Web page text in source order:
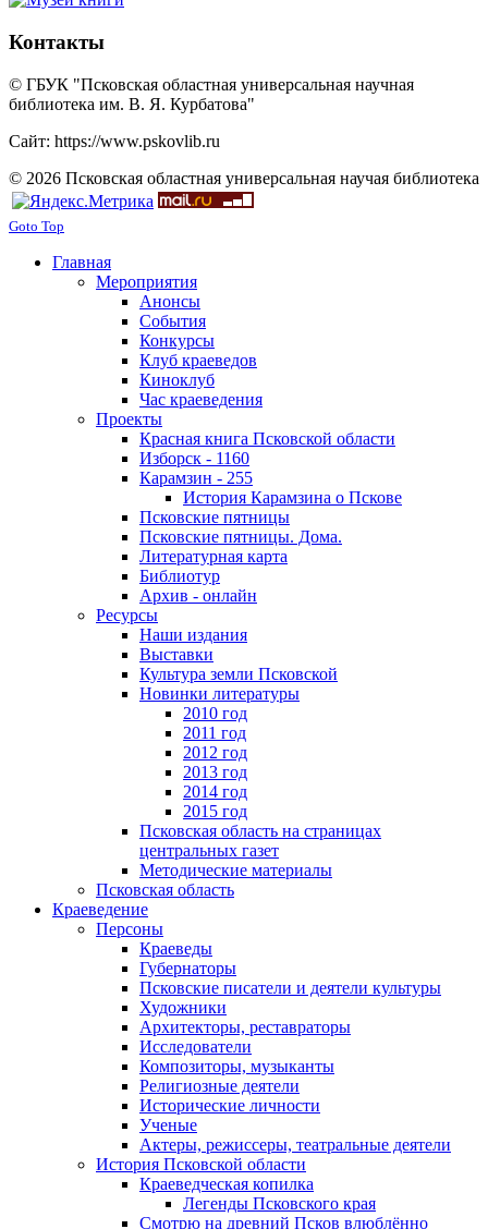
Контакты
© ГБУК "Псковская областная универсальная научная
библиотека им. В. Я. Курбатова"
Сайт: https://www.pskovlib.ru
© 2026 Псковская областная универсальная научая библиотека
Goto Top
Главная
Мероприятия
Анонсы
События
Конкурсы
Клуб краеведов
Киноклуб
Час краеведения
Проекты
Красная книга Псковской области
Изборск - 1160
Карамзин - 255
История Карамзина о Пскове
Псковские пятницы
Псковские пятницы. Дома.
Литературная карта
Библиотур
Архив - онлайн
Ресурсы
Наши издания
Выставки
Культура земли Псковской
Новинки литературы
2010 год
2011 год
2012 год
2013 год
2014 год
2015 год
Псковская область на страницах
центральных газет
Методические материалы
Псковская область
Краеведение
Персоны
Краеведы
Губернаторы
Псковские писатели и деятели культуры
Художники
Архитекторы, реставраторы
Исследователи
Композиторы, музыканты
Религиозные деятели
Исторические личности
Ученые
Актеры, режиссеры, театральные деятели
История Псковской области
Краеведческая копилка
Легенды Псковского края
Смотрю на древний Псков влюблённо